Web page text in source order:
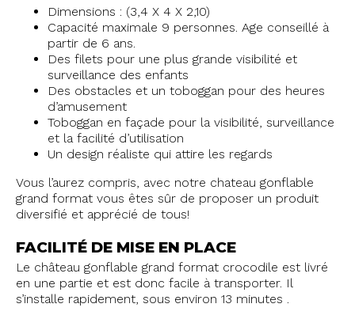
Dimensions : (3,4 X 4 X 2,10)
Capacité maximale 9 personnes. Age conseillé à
partir de 6 ans.
Des filets pour une plus grande visibilité et
surveillance des enfants
Des obstacles et un toboggan pour des heures
d’amusement
Toboggan en façade pour la visibilité, surveillance
et la facilité d’utilisation
Un design réaliste qui attire les regards
Vous l’aurez compris, avec notre chateau gonflable
grand format vous êtes sûr de proposer un produit
diversifié et apprécié de tous!
FACILITÉ DE MISE EN PLACE
Le château gonflable grand format crocodile est livré
en une partie et est donc facile à transporter. Il
s’installe rapidement, sous environ 13 minutes .